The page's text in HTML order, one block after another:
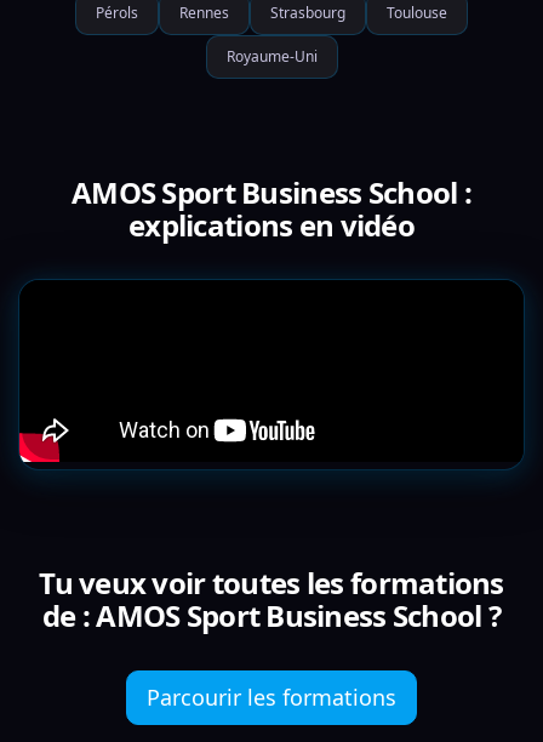
Pérols Rennes Strasbourg Toulouse
Royaume-Uni
AMOS Sport Business School :
explications en vidéo
Tu veux voir toutes les formations
de : AMOS Sport Business School ?
Parcourir les formations